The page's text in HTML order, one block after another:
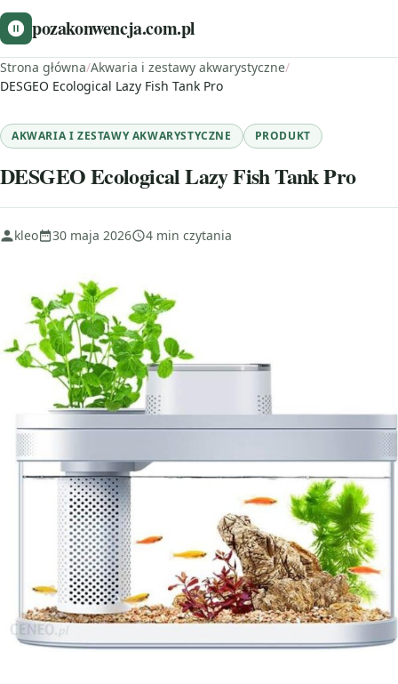
pozakonwencja.com.pl
Strona główna/Akwaria i zestawy akwarystyczne/
DESGEO Ecological Lazy Fish Tank Pro
AKWARIA I ZESTAWY AKWARYSTYCZNE PRODUKT
DESGEO Ecological Lazy Fish Tank Pro
kleo 30 maja 2026 4 min czytania